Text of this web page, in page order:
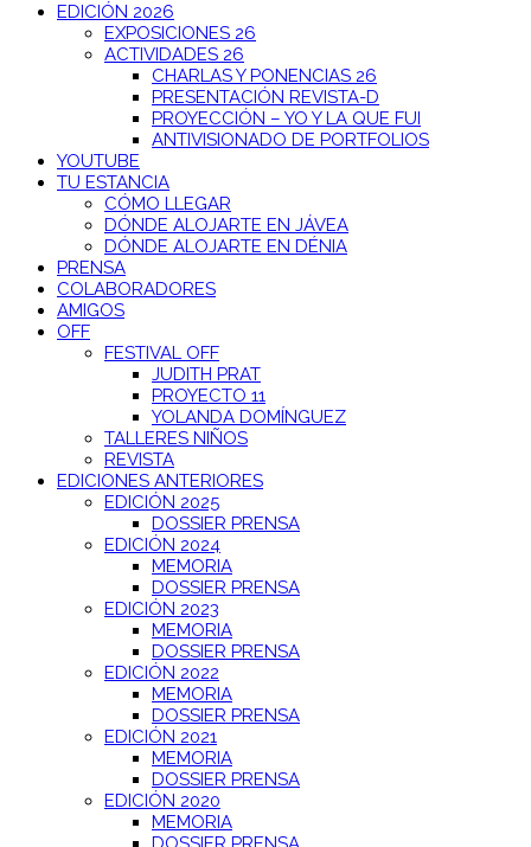
EDICIÓN 2026
EXPOSICIONES 26
ACTIVIDADES 26
CHARLAS Y PONENCIAS 26
PRESENTACIÓN REVISTA-D
PROYECCIÓN – YO Y LA QUE FUI
ANTIVISIONADO DE PORTFOLIOS
YOUTUBE
TU ESTANCIA
CÓMO LLEGAR
DÓNDE ALOJARTE EN JÁVEA
DÓNDE ALOJARTE EN DÉNIA
PRENSA
COLABORADORES
AMIGOS
OFF
FESTIVAL OFF
JUDITH PRAT
PROYECTO 11
YOLANDA DOMÍNGUEZ
TALLERES NIÑOS
REVISTA
EDICIONES ANTERIORES
EDICIÓN 2025
DOSSIER PRENSA
EDICIÓN 2024
MEMORIA
DOSSIER PRENSA
EDICIÓN 2023
MEMORIA
DOSSIER PRENSA
EDICIÓN 2022
MEMORIA
DOSSIER PRENSA
EDICIÓN 2021
MEMORIA
DOSSIER PRENSA
EDICIÓN 2020
MEMORIA